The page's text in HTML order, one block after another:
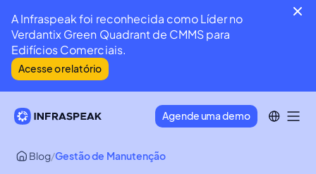
A Infraspeak foi reconhecida como Líder no
Verdantix Green Quadrant de CMMS para
Edifícios Comerciais.
Acesse o relatório
Agende uma demo
Blog/Gestão de Manutenção